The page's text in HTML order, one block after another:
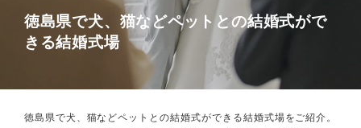
徳島県で犬、猫などペットとの結婚式がで
きる結婚式場
徳島県で犬、猫などペットとの結婚式ができる結婚式場をご紹介。